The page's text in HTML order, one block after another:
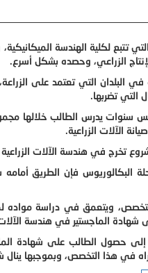
تتبع لكلية الهندسة
الزراعي، وحصده بشكل أسرع.
البلدان التي تعتمد على
التي تضربها.
سنوات يدرس الطالب خلالها
الآلات الزراعية.
تخرج في هندسة الآلات
فإن الطريق
ويتعمق في دراسة مواده
الماجستير في هندسة الآلات
إلى حصول الطالب على شهادة
في هذا التخصص، وبموجبها ينال